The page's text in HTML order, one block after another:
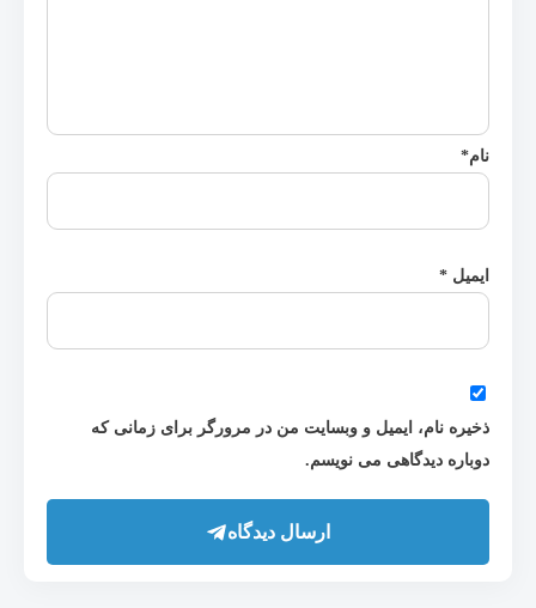
نام*
ایمیل *
ذخیره نام، ایمیل و وبسایت من در مرورگر برای زمانی که
دوباره دیدگاهی می نویسم.
ارسال دیدگاه